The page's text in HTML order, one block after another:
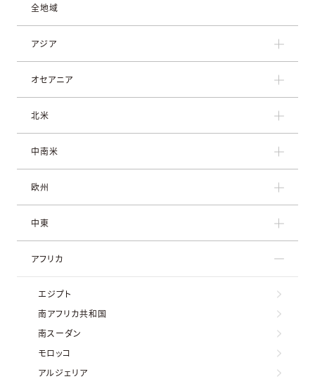
全地域
アジア
オセアニア
北米
中南米
欧州
中東
アフリカ
エジプト
南アフリカ共和国
南スーダン
モロッコ
アルジェリア